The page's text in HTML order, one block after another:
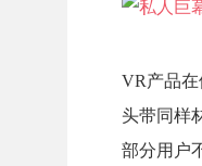
VR产品
头带同样
部分用户